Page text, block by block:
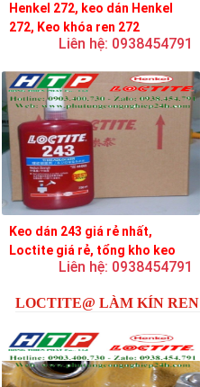
Henkel 272, keo dán Henkel
272, Keo khóa ren 272
Liên hệ: 0938454791
Keo dán 243 giá rẻ nhất,
Loctite giá rẻ, tổng kho keo
Liên hệ: 0938454791
LOCTITE@ LÀM KÍN REN